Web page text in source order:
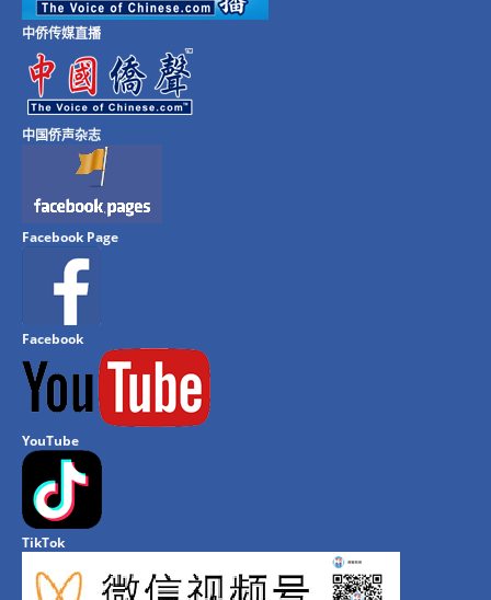
中侨传媒直播
中国侨声杂志
Facebook Page
Facebook
YouTube
TikTok